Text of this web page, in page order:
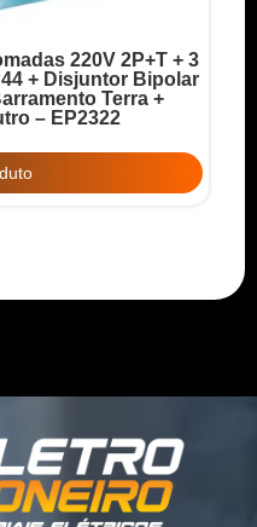
220V 2P+T + 3
+ Disjuntor Bipolar
Terra +
– EP2322